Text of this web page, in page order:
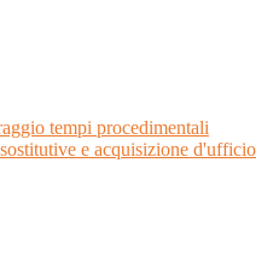
tempi procedimentali
e acquisizione d'ufficio